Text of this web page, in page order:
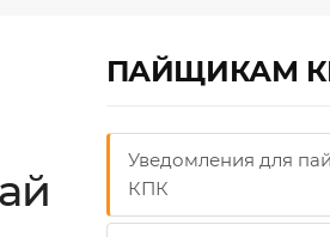
ПАЙЩИКАМ
Уведомления для
КПК